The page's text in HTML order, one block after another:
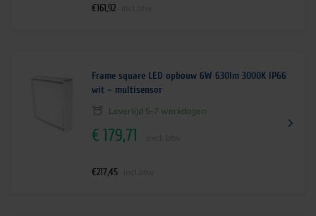
€161,92
Frame square LED opbouw 6W 630lm 3000K IP66
wit – multisensor
Levertijd 5-7 werkdagen
€179,71
€217,45